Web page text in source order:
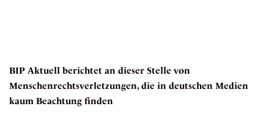
BIP Aktuell berichtet an dieser Stelle von
Menschenrechtsverletzungen, die in deutschen Medien
kaum Beachtung finden